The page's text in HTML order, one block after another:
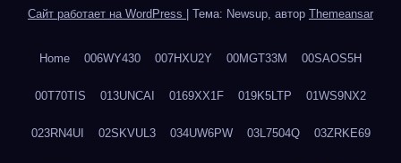
Сайт работает на WordPress Тема: Newsup, автор Themeansar
Home 006WY430 007HXU2Y 00MGT33M 00SAOS5H
00T70TIS 013UNCAI 0169XX1F 019K5LTP 01WS9NX2
023RN4UI 02SKVUL3 034UW6PW 03L7504Q 03ZRKE69